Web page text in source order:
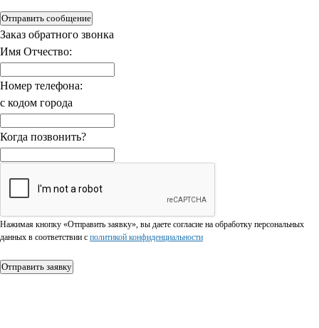
Отправить сообщение
Заказ обратного звонка
Имя Отчество:
Номер телефона:
с кодом города
Когда позвонить?
Нажимая кнопку «Отправить заявку», вы даете согласие на обработку персональных
данных в соответствии c политикой конфиденциальности
Отправить заявку